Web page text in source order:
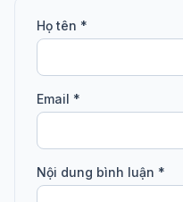
Họ tên *
Email *
Nội dung bình luận *